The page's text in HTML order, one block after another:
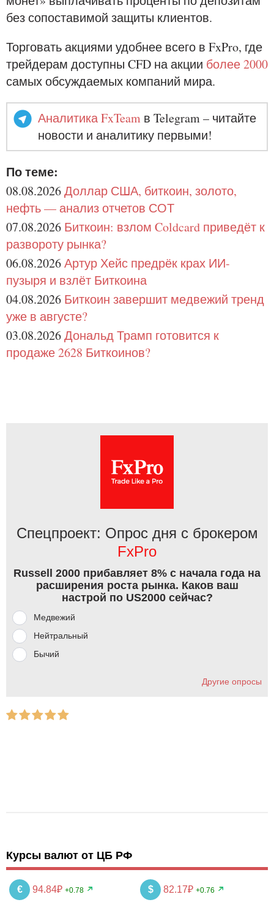
без сопоставимой защиты клиентов.
Торговать акциями удобнее всего в FxPro, где
трейдерам доступны CFD на акции более 2000
самых обсуждаемых компаний мира.
Аналитика FxTeam в Telegram – читайте
новости и аналитику первыми!
По теме:
08.08.2026Доллар США, биткоин, золото,
нефть — анализ отчетов СОТ
07.08.2026 Биткоин: взлом Coldcard приведёт к
развороту рынка?
06.08.2026Артур Хейс предрёк крах ИИ-
пузыря и взлёт Биткоина
04.08.2026 Биткоин завершит медвежий тренд
уже в августе?
03.08.2026Дональд Трамп готовится к
продаже 2628 Биткоинов?
Спецпроект: Опрос дня с брокером
FxPro
Russell 2000 прибавляет 8% с начала года на
расширения роста рынка. Каков ваш
настрой по US2000 сейчас?
Медвежий
Нейтральный
Бычий
Другие опросы
Курсы валют от ЦБ РФ
€ 94.84₽ +0.78 $ 82.17₽ +0.76